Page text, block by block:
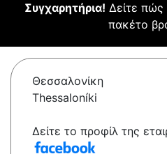
Συγχαρητήρια! Δείτε πώς
πακέτο
Θεσσαλονίκη
Thessaloníki
Δείτε το προφίλ της